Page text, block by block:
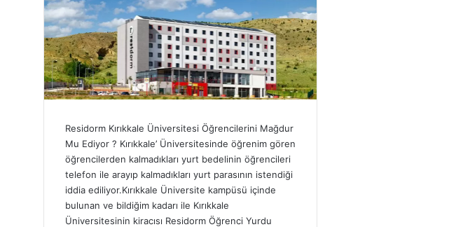
Residorm Kırıkkale Üniversitesi Öğrencilerini Mağdur
Mu Ediyor ? Kırıkkale’ Üniversitesinde öğrenim gören
öğrencilerden kalmadıkları yurt bedelinin öğrencileri
telefon ile arayıp kalmadıkları yurt parasının istendiği
iddia ediliyor.Kırıkkale Üniversite kampüsü içinde
bulunan ve bildiğim kadarı ile Kırıkkale
Üniversitesinin kiracısı Residorm Öğrenci Yurdu